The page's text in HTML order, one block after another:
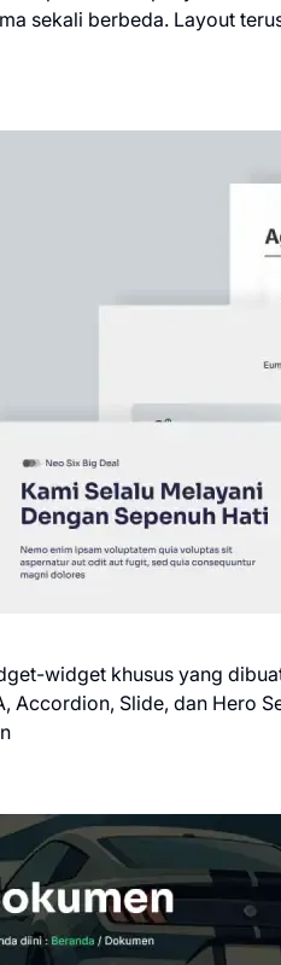
sekali berbeda. Layout
widget khusus yang
Slide, dan Hero